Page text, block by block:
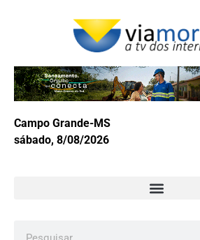
Campo Grande-MS
sábado, 8/08/2026